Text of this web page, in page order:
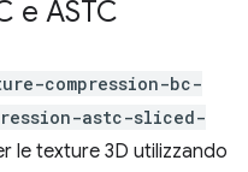
e ASTC
compression-bc-
astc-sliced-
le texture 3D utilizzando